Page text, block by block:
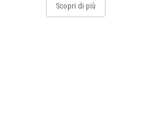
Scopri di più